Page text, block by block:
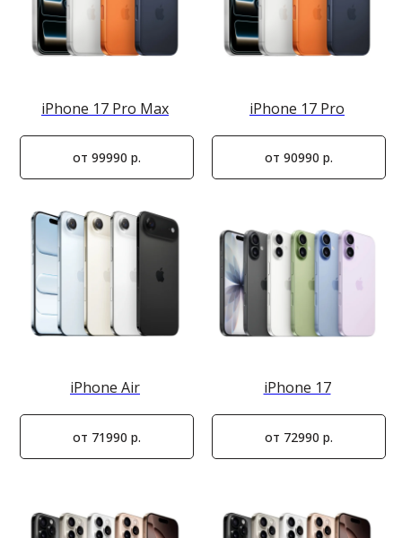
iPhone 17 Pro Max
от 99990 р.
iPhone 17 Pro
от 90990 р.
iPhone Air
от 71990 р.
iPhone 17
от 72990 р.